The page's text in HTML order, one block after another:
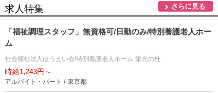
求人特集 さらに見る
「福祉調理スタッフ」無資格可/日勤のみ/特別養護老人ホー
ム
社会福祉法人ほうえい会/特別養護老人ホーム 栄光の杜
時給1,243円～
アルバイト・パート / 東京都